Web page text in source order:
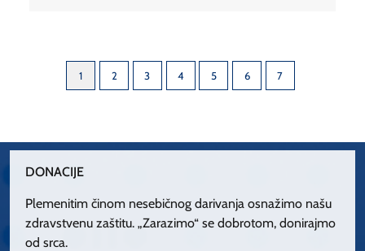
1 2 3 4 5 6 7
DONACIJE
Plemenitim činom nesebičnog darivanja osnažimo našu
zdravstvenu zaštitu. „Zarazimo“ se dobrotom, donirajmo
od srca.